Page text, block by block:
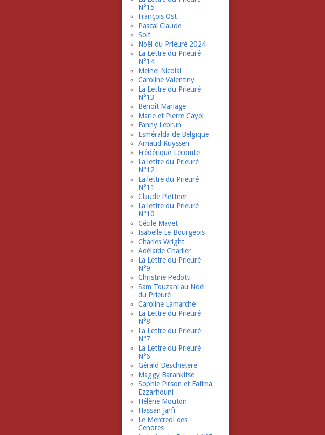
N°15
François Ost
Pascal Claude
Soif
Noël du Prieuré 2024
La Lettre du Prieuré
N°14
Meinei Nicolai
Caroline Valentiny
La Lettre du Prieuré
N°13
Benoît Mariage
Marie et Pierre Cayol
Fanny Lebrun
Esméralda de Belgique
Arnaud Ruyssen
Frédérique Lecomte
La lettre du Prieuré
N°12
La lettre du Prieuré
N°11
Claude Plettner
La lettre du Prieuré
N°10
Cécile Mavet
Isabelle Le Bourgeois
Charles Wright
Adélaïde Charlier
La Lettre du Prieuré
N°9
Christine Pedotti
Sam Touzani au Noël
du Prieuré
Caroline Lamarche
La Lettre du Prieuré
N°8
La Lettre du Prieuré
N°7
La Lettre du Prieuré
N°6
Gérald Deschietere
Maggy Barankitse
Sophie Pirson et Fatima
Ezzarhouni
Hélène Mouton
Hassan Jarfi
Le Mercredi des
Cendres